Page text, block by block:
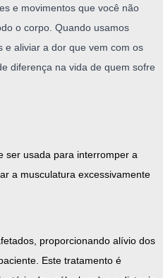
e movimentos que você não
o corpo. Quando usamos
e aliviar a dor que vem com os
diferença na vida de quem sofre
ser usada para interromper a
a musculatura excessivamente
proporcionando alívio dos
Este tratamento é